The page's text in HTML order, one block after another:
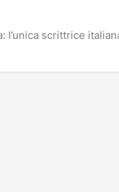
l’unica scrittrice